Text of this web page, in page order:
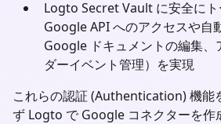
Logto Secret Vault に安全にト
Google API へのアクセスや自
Google ドキュメントの編集、
ダーイベント管理）を実現
これらの認証 (Authentication) 機能
ず Logto で Google コネクターを作